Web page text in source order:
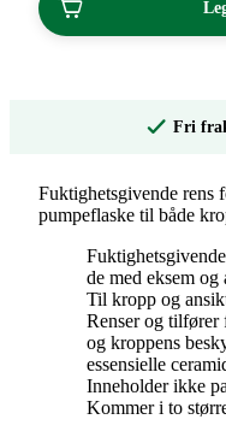
Fri
Fuktighetsgivende rens
pumpeflaske til både
de med eksem og
Til kropp og
Renser og tilfører
og kroppens
essensielle
Inneholder ikke
Kommer i to